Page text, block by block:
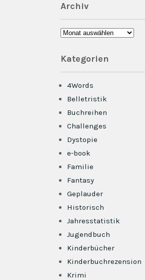
Archiv
Archiv
Kategorien
4Words
Belletristik
Buchreihen
Challenges
Dystopie
e-book
Familie
Fantasy
Geplauder
Historisch
Jahresstatistik
Jugendbuch
Kinderbücher
Kinderbuchrezension
Krimi